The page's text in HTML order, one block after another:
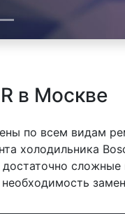
в Москве
по всем видам
холодильника